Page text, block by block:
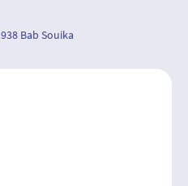
Bab Souika